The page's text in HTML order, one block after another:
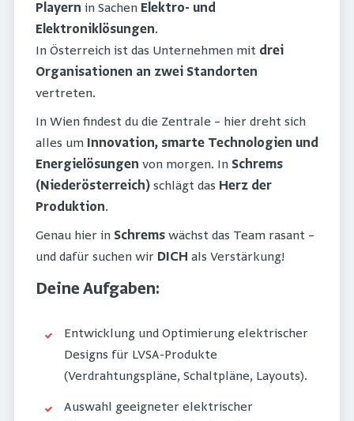
Playern in Sachen Elektro- und
Elektroniklösungen.
In Österreich ist das Unternehmen mit drei
Organisationen an zwei Standorten
vertreten.
In Wien findest du die Zentrale – hier dreht sich
alles um Innovation, smarte Technologien und
Energielösungen von morgen. In Schrems
(Niederösterreich) schlägt das Herz der
Produktion.
Genau hier in Schrems wächst das Team rasant –
und dafür suchen wir DICH als Verstärkung!
Deine Aufgaben:
Entwicklung und Optimierung elektrischer
Designs für LVSA-Produkte
(Verdrahtungspläne, Schaltpläne, Layouts).
Auswahl geeigneter elektrischer